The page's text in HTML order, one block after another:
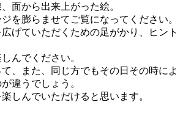
面から出来上がった絵。
を膨らませてご覧になってください。
げていただくための足がかり、ヒント
んでください。
、また、同じ方でもその日その時によ
違うでしょう。
しんでいただけると思います。